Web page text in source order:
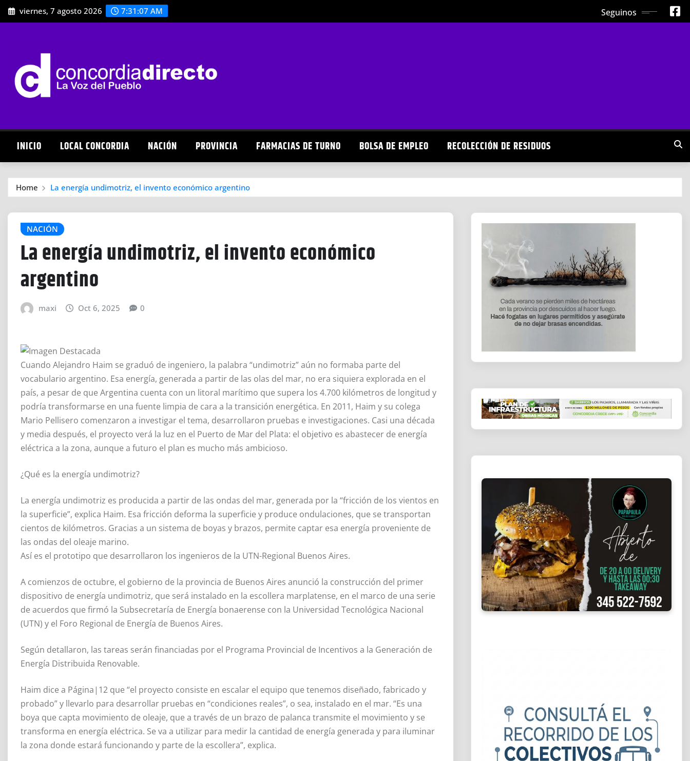
Skip
to
viernes, 7 agosto 2026 7:31:08 AM Seguinos
INICIO LOCAL CONCORDIA NACIÓN PROVINCIA FARMACIAS DE TURNO BOLSA DE EMPLEO RECOLECCIÓN DE RESIDUOS
Home La energía undimotriz, el invento económico argentino
NACIÓN
La energía undimotriz, el invento económico
argentino
maxi Oct 6, 2025 0
Cuando Alejandro Haim se graduó de ingeniero, la palabra “undimotriz” aún no formaba parte del
vocabulario argentino. Esa energía, generada a partir de las olas del mar, no era siquiera explorada en el
país, a pesar de que Argentina cuenta con un litoral marítimo que supera los 4.700 kilómetros de longitud y
podría transformarse en una fuente limpia de cara a la transición energética. En 2011, Haim y su colega
Mario Pellisero comenzaron a investigar el tema, desarrollaron pruebas e investigaciones. Casi una década
y media después, el proyecto verá la luz en el Puerto de Mar del Plata: el objetivo es abastecer de energía
eléctrica a la zona, aunque a futuro el plan es mucho más ambicioso.
¿Qué es la energía undimotriz?
La energía undimotriz es producida a partir de las ondas del mar, generada por la “fricción de los vientos en
la superficie”, explica Haim. Esa fricción deforma la superficie y produce ondulaciones, que se transportan
cientos de kilómetros. Gracias a un sistema de boyas y brazos, permite captar esa energía proveniente de
las ondas del oleaje marino.
Así es el prototipo que desarrollaron los ingenieros de la UTN-Regional Buenos Aires.
A comienzos de octubre, el gobierno de la provincia de Buenos Aires anunció la construcción del primer
dispositivo de energía undimotriz, que será instalado en la escollera marplatense, en el marco de una serie
de acuerdos que firmó la Subsecretaría de Energía bonaerense con la Universidad Tecnológica Nacional
(UTN) y el Foro Regional de Energía de Buenos Aires.
Según detallaron, las tareas serán financiadas por el Programa Provincial de Incentivos a la Generación de
Energía Distribuida Renovable.
Haim dice a Página|12 que “el proyecto consiste en escalar el equipo que tenemos diseñado, fabricado y
probado” y llevarlo para desarrollar pruebas en “condiciones reales”, o sea, instalado en el mar. “Es una
boya que capta movimiento de oleaje, que a través de un brazo de palanca transmite el movimiento y se
transforma en energía eléctrica. Se va a utilizar para medir la cantidad de energía generada y para iluminar
la zona donde estará funcionando y parte de la escollera”, explica.